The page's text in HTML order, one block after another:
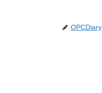
OPCDiary